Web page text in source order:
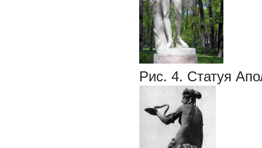
Рис. 4. Статуя